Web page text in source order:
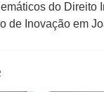
do Direito
de Inovação em